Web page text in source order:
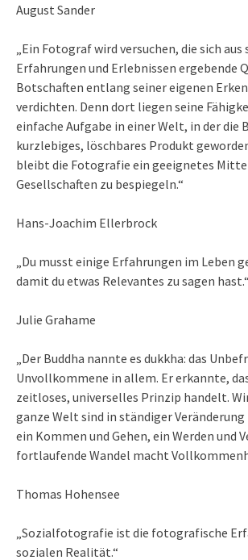
August Sander
„Ein Fotograf wird versuchen, die sich aus
Erfahrungen und Erlebnissen ergebende
Botschaften entlang seiner eigenen
verdichten. Denn dort liegen seine
einfache Aufgabe in einer Welt, in der die
kurzlebiges, löschbares Produkt
bleibt die Fotografie ein geeignetes
Gesellschaften zu bespiegeln.“
Hans-Joachim Ellerbrock
„Du musst einige Erfahrungen im Leben
damit du etwas Relevantes zu sagen hast.“
Julie Grahame
„Der Buddha nannte es dukkha: das
Unvollkommene in allem. Er erkannte,
zeitloses, universelles Prinzip handelt.
ganze Welt sind in ständiger
ein Kommen und Gehen, ein Werden und
fortlaufende Wandel macht
Thomas Hohensee
„Sozialfotografie ist die fotografische
sozialen Realität.“